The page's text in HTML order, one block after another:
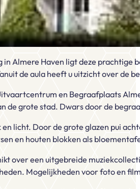
in Almere Haven ligt deze
de aula heeft u uitzicht over de
en Begraafplaats
de grote stad. Dwars door de
licht. Door de grote glazen pui
en houten blokken als
over een uitgebreide
Mogelijkheden voor foto en